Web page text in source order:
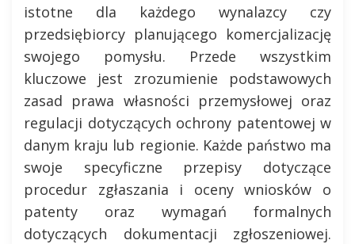
istotne dla każdego wynalazcy czy
przedsiębiorcy planującego komercjalizację
swojego pomysłu. Przede wszystkim
kluczowe jest zrozumienie podstawowych
zasad prawa własności przemysłowej oraz
regulacji dotyczących ochrony patentowej w
danym kraju lub regionie. Każde państwo ma
swoje specyficzne przepisy dotyczące
procedur zgłaszania i oceny wniosków o
patenty oraz wymagań formalnych
dotyczących dokumentacji zgłoszeniowej.